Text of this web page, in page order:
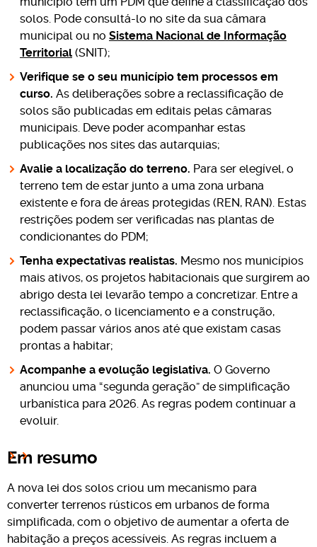
solos. Pode consultá-lo no site da sua câmara
municipal ou no Sistema Nacional de Informação
Territorial (SNIT);
Verifique se o seu município tem processos em
curso. As deliberações sobre a reclassificação de
solos são publicadas em editais pelas câmaras
municipais. Deve poder acompanhar estas
publicações nos sites das autarquias;
Avalie a localização do terreno. Para ser elegível, o
terreno tem de estar junto a uma zona urbana
existente e fora de áreas protegidas (REN, RAN). Estas
restrições podem ser verificadas nas plantas de
condicionantes do PDM;
Tenha expectativas realistas. Mesmo nos municípios
mais ativos, os projetos habitacionais que surgirem ao
abrigo desta lei levarão tempo a concretizar. Entre a
reclassificação, o licenciamento e a construção,
podem passar vários anos até que existam casas
prontas a habitar;
Acompanhe a evolução legislativa. O Governo
anunciou uma “segunda geração” de simplificação
urbanística para 2026. As regras podem continuar a
evoluir.
Em resumo
A nova lei dos solos criou um mecanismo para
converter terrenos rústicos em urbanos de forma
simplificada, com o objetivo de aumentar a oferta de
habitação a preços acessíveis. As regras incluem a